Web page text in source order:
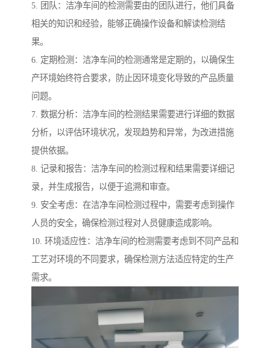
5. 团队：洁净车间的检测需要由的团队进行，他们具备
相关的知识和经验，能够正确操作设备和解读检测结
果。
6. 定期检测：洁净车间的检测通常是定期的，以确保生
产环境始终符合要求，防止因环境变化导致的产品质量
问题。
7. 数据分析：洁净车间的检测结果需要进行详细的数据
分析，以评估环境状况，发现趋势和异常，为改进措施
提供依据。
8. 记录和报告：洁净车间的检测过程和结果需要详细记
录，并生成报告，以便于追溯和审查。
9. 安全考虑：在洁净车间检测过程中，需要考虑到操作
人员的安全，确保检测过程对人员健康造成影响。
10. 环境适应性：洁净车间的检测需要考虑到不同产品和
工艺对环境的不同要求，确保检测方法适应特定的生产
需求。